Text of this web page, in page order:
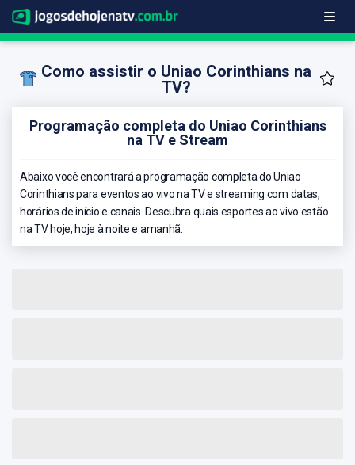
Como assistir o Uniao Corinthians na
TV?
Programação completa do Uniao Corinthians
na TV e Stream
Abaixo você encontrará a programação completa do Uniao
Corinthians para eventos ao vivo na TV e streaming com datas,
horários de início e canais. Descubra quais esportes ao vivo estão
na TV hoje, hoje à noite e amanhã.